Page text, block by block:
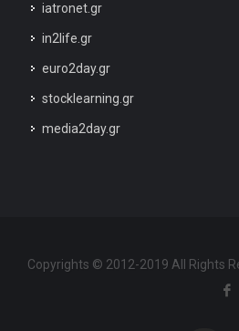
iatronet.gr
in2life.gr
euro2day.gr
stocklearning.gr
media2day.gr
Copyrights © 2012-2019 All Rights